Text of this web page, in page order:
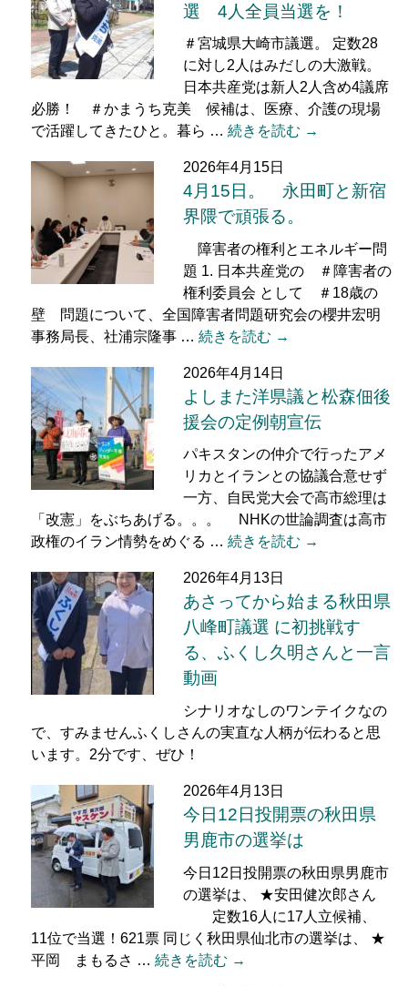
選 4人全員当選を！
＃宮城県大崎市議選。 定数28
に対し2人はみだしの大激戦。
日本共産党は新人2人含め4議席
必勝！ ＃かまうち克美 候補は、医療、介護の現場
で活躍してきたひと。暮ら … 続きを読む →
2026年4月15日
4月15日。 永田町と新宿
界隈で頑張る。
障害者の権利とエネルギー問
題 1. 日本共産党の ＃障害者の
権利委員会 として ＃18歳の
壁 問題について、全国障害者問題研究会の櫻井宏明
事務局長、社浦宗隆事 … 続きを読む →
2026年4月14日
よしまた洋県議と松森佃後
援会の定例朝宣伝
パキスタンの仲介で行ったアメ
リカとイランとの協議合意せず
一方、自民党大会で高市総理は
「改憲」をぶちあげる。。。 NHKの世論調査は高市
政権のイラン情勢をめぐる … 続きを読む →
2026年4月13日
あさってから始まる秋田県
八峰町議選 に初挑戦す
る、ふくし久明さんと一言
動画
シナリオなしのワンテイクなの
で、すみませんふくしさんの実直な人柄が伝わると思
います。2分です、ぜひ！
2026年4月13日
今日12日投開票の秋田県
男鹿市の選挙は
今日12日投開票の秋田県男鹿市
の選挙は、 ★安田健次郎さん
定数16人に17人立候補、
11位で当選！621票 同じく秋田県仙北市の選挙は、 ★
平岡 まもるさ … 続きを読む →